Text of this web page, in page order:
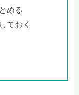
める
ておく